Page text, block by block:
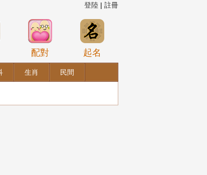
登陸 | 註冊
配對 起名
生肖 民間